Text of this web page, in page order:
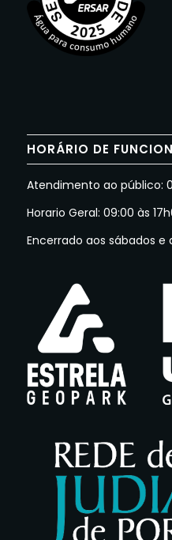
HORÁRIO DE
Atendimento ao público:
Horario Geral: 09:00 às
Encerrado aos sábados e